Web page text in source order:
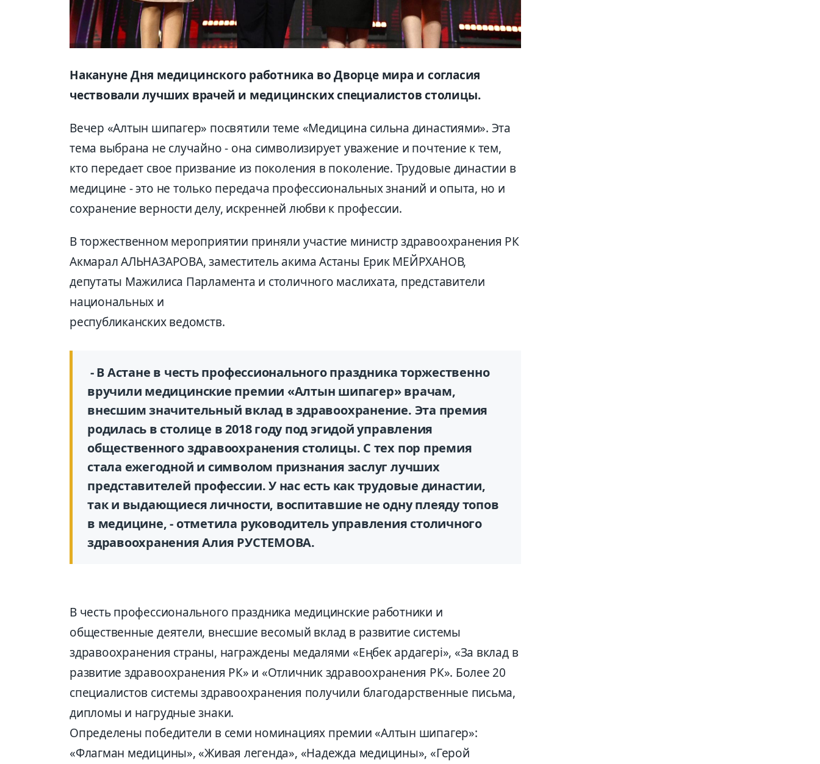
Накануне Дня медицинского работника во Дворце мира и согласия
чествовали лучших врачей и медицинских специалистов столицы.
Вечер «Алтын шипагер» посвятили теме «Медицина сильна династиями». Эта
тема выбрана не случайно - она символизирует уважение и почтение к тем,
кто передает свое призвание из поколения в поколение. Трудовые династии в
медицине - это не только передача профессиональных знаний и опыта, но и
сохранение верности делу, искренней любви к профессии.
В торжественном мероприятии приняли участие министр здравоохранения РК
Акмарал АЛЬНАЗАРОВА, заместитель акима Астаны Ерик МЕЙРХАНОВ,
депутаты Мажилиса Парламента и столичного маслихата, представители
национальных и
республиканских ведомств.
- В Астане в честь профессионального праздника торжественно
вручили медицинские премии «Алтын шипагер» врачам,
внесшим значительный вклад в здравоохранение. Эта премия
родилась в столице в 2018 году под эгидой управления
общественного здравоохранения столицы. С тех пор премия
стала ежегодной и символом признания заслуг лучших
представителей профессии. У нас есть как трудовые династии,
так и выдающиеся личности, воспитавшие не одну плеяду топов
в медицине, - отметила руководитель управления столичного
здравоохранения Алия РУСТЕМОВА.
В честь профессионального праздника медицинские работники и
общественные деятели, внесшие весомый вклад в развитие системы
здравоохранения страны, награждены медалями «Еңбек ардагері», «За вклад в
развитие здравоохранения РК» и «Отличник здравоохранения РК». Более 20
специалистов системы здравоохранения получили благодарственные письма,
дипломы и нагрудные знаки.
Определены победители в семи номинациях премии «Алтын шипагер»:
«Флагман медицины», «Живая легенда», «Надежда медицины», «Герой